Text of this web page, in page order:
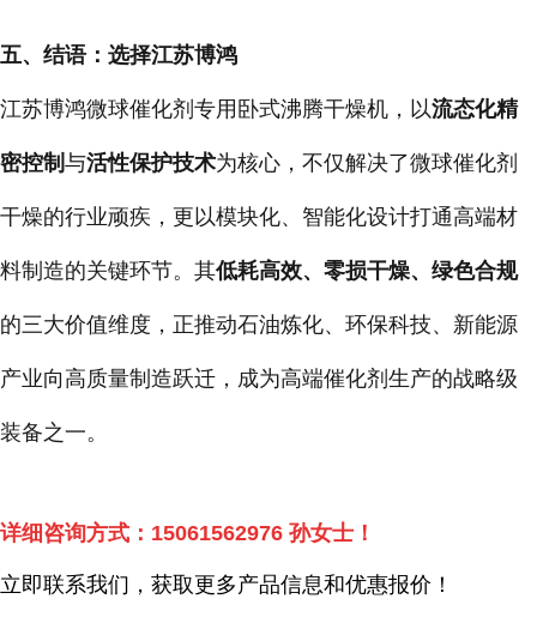
五、结语：选择江苏博鸿
江苏博鸿微球催化剂专用卧式沸腾干燥机，以流态化精
密控制 与活性保护技术为核心，不仅解决了微球催化剂
干燥的行业顽疾，更以模块化、智能化设计打通高端材
料制造的关键环节。其低耗高效、零损干燥、绿色合规
的三大价值维度，正推动石油炼化、环保科技、新能源
产业向高质量制造跃迁，成为高端催化剂生产的战略级
装备之一。
详细咨询方式： 15061562976 孙女士！
立即联系我们，获取更多产品信息和优惠报价！